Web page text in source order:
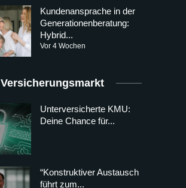
Kundenansprache in der
Generationenberatung:
Hybrid...
Vor 4 Wochen
Versicherungsmarkt
Unterversicherte KMU:
Deine Chance für...
“Konstruktiver Austausch
führt zum...